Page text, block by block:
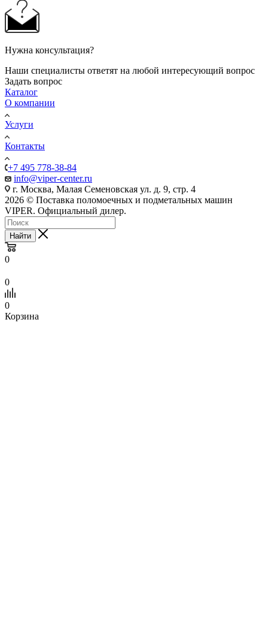
Нужна консультация?
Наши специалисты ответят на любой интересующий вопрос
Задать вопрос
Каталог
О компании
Услуги
Контакты
+7 495 778-38-84
info@viper-center.ru
г. Москва, Малая Семеновская ул. д. 9, стр. 4
2026 © Поставка поломоечных и подметальных машин
VIPER. Официальный дилер.
Найти
0
0
0
Корзина